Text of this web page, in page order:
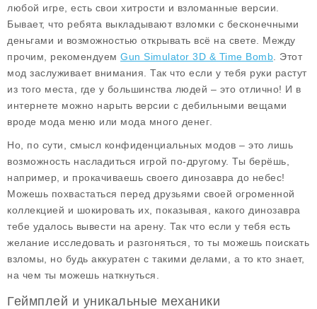
любой игре, есть свои хитрости и взломанные версии.
Бывает, что ребята выкладывают взломки с бесконечными
деньгами и возможностью открывать всё на свете. Между
прочим, рекомендуем Gun Simulator 3D & Time Bomb . Этот
мод заслуживает внимания. Так что если у тебя руки растут
из того места, где у большинства людей – это отлично! И в
интернете можно нарыть версии с дебильными вещами
вроде мода меню или мода много денег
Но, по сути, смысл конфиденциальных модов – это лишь
возможность насладиться игрой по-другому. Ты берёшь,
например, и прокачиваешь своего динозавра до небес!
Можешь похвастаться перед друзьями своей огроменной
коллекцией и шокировать их, показывая, какого динозавра
тебе удалось вывести на арену. Так что если у тебя есть
желание исследовать и разгоняться, то ты можешь поискать
взломы, но будь аккуратен с такими делами, а то кто знает,
на чем ты можешь наткнуться.
Геймплей и уникальные механики